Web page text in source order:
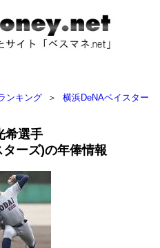
ンキング ＞
横浜DeNAベイスター
希選手
ーズ)の年俸情報